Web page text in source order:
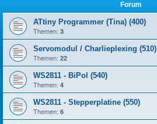
Forum
ATtiny Programmer (Tina) (400)
Themen: 3
Servomodul / Charlieplexing (510)
Themen: 22
WS2811 - BiPol (540)
Themen: 4
WS2811 - Stepperplatine (550)
Themen: 6